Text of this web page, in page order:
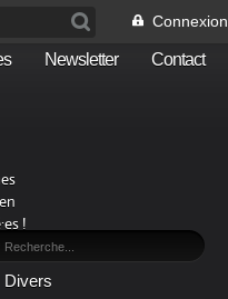
Connexion
Newsletter Contact
!
Divers